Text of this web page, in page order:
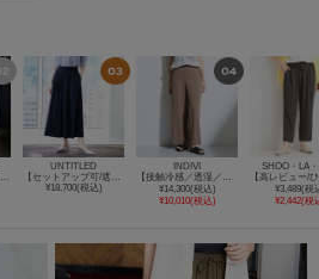
【高レビュー/S-LL/洗濯機可/セットアップ可】着丈選べる 軽凛(かろりん) ひんやりフラップイージーパンツ
UNTITLED
【セットアップ可/遮熱/接触冷感/UVカット】リラクシーガウチョパンツ
¥18,700(税込)
INDIVI
【接触冷感／透湿／着る日傘】イージーワイドパンツ
¥14,300(税込)
¥10,010(税込)
SHOO・LA
¥3,489(税
¥2,442(税